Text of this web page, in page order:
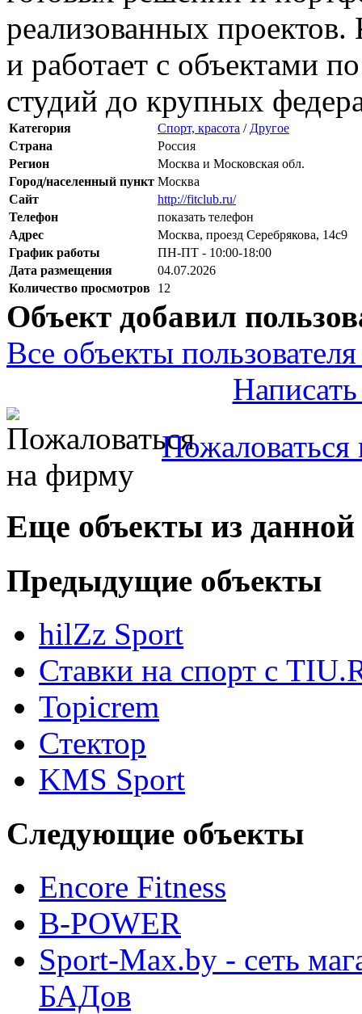
реализованных
и работает с объектами
студий до крупных
Категория Спорт, красота / Другое
Страна
Россия
Регион
Москва и Московская обл.
Город/населенный пункт Москва
Сайт
http://fitclub.ru/
Телефон
показать телефон
Адрес
Москва, проезд Серебрякова, 14с9
График работы
ПН-ПТ - 10:00-18:00
Дата размещения
04.07.2026
Количество просмотров 12
Объект добавил
Все объекты
Еще объекты из данной
Предыдущие объекты
hilZz Sport
Ставки на спорт с
Topicrem
Стектор
KMS Sport
Следующие объекты
Encore Fitness
B-POWER
Sport-Max.by - сеть
БАДов